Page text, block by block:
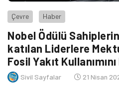
Çevre Haber
Nobel Ödülü
katılan Liderlere
Fosil Yakıt
Sivil Sayfalar 21 Nisan